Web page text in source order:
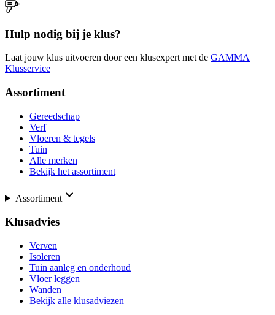
Hulp nodig bij je klus?
Laat jouw klus uitvoeren door een klusexpert met de GAMMA
Klusservice
Assortiment
Gereedschap
Verf
Vloeren & tegels
Tuin
Alle merken
Bekijk het assortiment
Assortiment
Klusadvies
Verven
Isoleren
Tuin aanleg en onderhoud
Vloer leggen
Wanden
Bekijk alle klusadviezen